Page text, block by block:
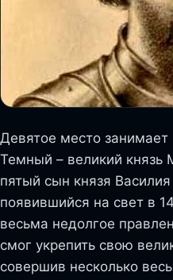
Девятое место занимает
Темный – великий князь
пятый сын князя
появившийся на свет в
весьма недолгое
смог укрепить свою
совершив несколько